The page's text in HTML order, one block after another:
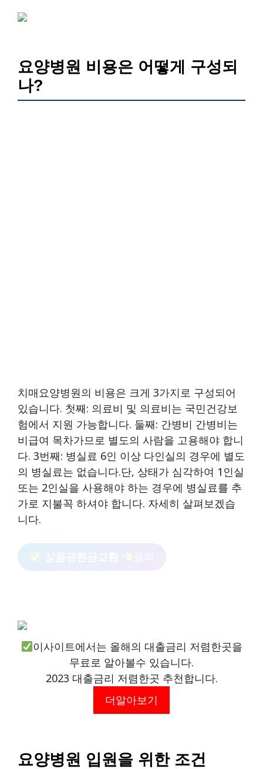
요양병원 비용은 어떻게 구성되
나?
치매요양병원의 비용은 크게 3가지로 구성되어
있습니다. 첫째: 의료비 및 의료비는 국민건강보
험에서 지원 가능합니다. 둘째: 간병비 간병비는
비급여 목차가므로 별도의 사람을 고용해야 합니
다. 3번째: 병실료 6인 이상 다인실의 경우에 별도
의 병실료는 없습니다.단, 상태가 심각하여 1인실
또는 2인실을 사용해야 하는 경우에 병실료를 추
가로 지불꼭 하셔야 합니다. 자세히 살펴보겠습
니다.
상품권현금교환
이사이트에서는 올해의 대출금리 저렴한곳을
무료로 알아볼수 있습니다.
2023 대출금리 저렴한곳 추천합니다.
더알아보기
요양병원 입원을 위한 조건